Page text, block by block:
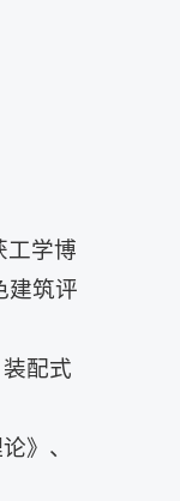
工学博
建筑评
配式
》、